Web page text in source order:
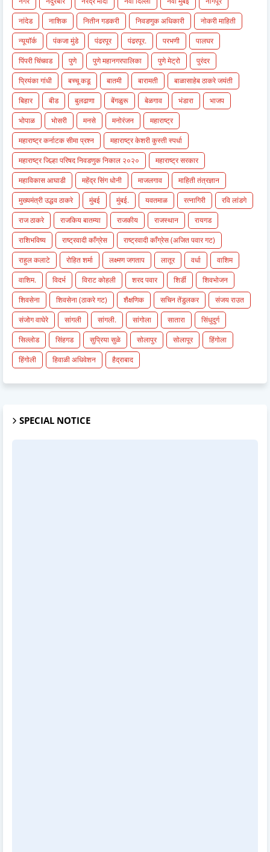
नांदेड
नाशिक नितीन गडकरी निवडणुक अधिकारी
नोकरी माहिती
न्यूयॉर्क
पंकजा मुंडे पंढरपूर पंढरपूर. परभणी
पालघर
पिंपरी चिंचवड
पुणे पुणे महानगरपालिका पुणे मेट्रो
पुरंदर
प्रियंका गांधी
बच्चू कडू बातमी बारामती
बाळासाहेब ठाकरे जयंती
बिहार
बीड बुलढाणा बेंगळुरू बेळगाव भंडारा
भाजप
भोपाळ
भोसरी मनसे मनोरंजन
महाराष्ट्र
महाराष्ट्र कर्नाटक सीमा प्रश्न
महाराष्ट्र केशरी कुस्ती स्पर्धा
महाराष्ट्र जिल्हा परिषद निवडणुक निकाल २०२०
महाराष्ट्र सरकार
महाविकास आघाडी
महेंद्र सिंग धोनी माजलगाव
माहिती तंत्रज्ञान
मुख्यमंत्री उद्धव ठाकरे
मुंबई मुंबई. यवतमाळ रत्नागिरी
रवि लांडगे
राज ठाकरे
राजकिय बातम्या राजकीय राजस्थान
रायगड
राशिभविष्य
राष्ट्रवादी काँग्रेस
राष्ट्रवादी काँग्रेस (अजित पवार गट)
राहुल कलाटे
रोहित शर्मा लक्ष्मण जगताप लातूर वर्धा
वाशिम
वाशिम.
विदर्भ विराट कोहली शरद पवार शिर्डी
शिवभोजन
शिवसेना
शिवसेना (ठाकरे गट) शैक्षणिक सचिन तेंडुलकर
संजय राउत
संजोग वाघेरे
सांगली सांगली. सांगोला सातारा
सिंधुदुर्ग
सिल्लोड
सिंहगड सुप्रिया सुळे सोलापुर सोलापूर
हिंगोला
हिंगोली
हिवाळी अधिवेशन हैद्राबाद
SPECIAL NOTICE